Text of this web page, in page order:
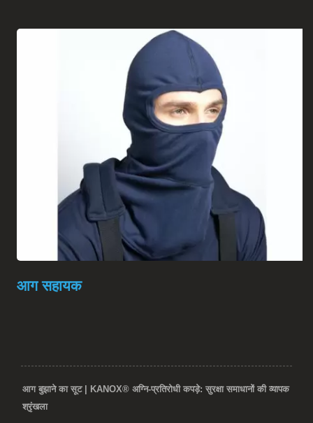
आग सहायक
आग बुझाने का सूट | KANOX® अग्नि-प्रतिरोधी कपड़े: सुरक्षा समाधानों की व्यापक
श्रृंखला